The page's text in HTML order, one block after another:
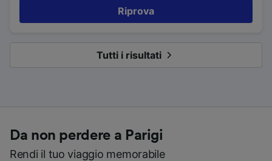
Riprova
Tutti i risultati
Da non perdere a Parigi
Rendi il tuo viaggio memorabile